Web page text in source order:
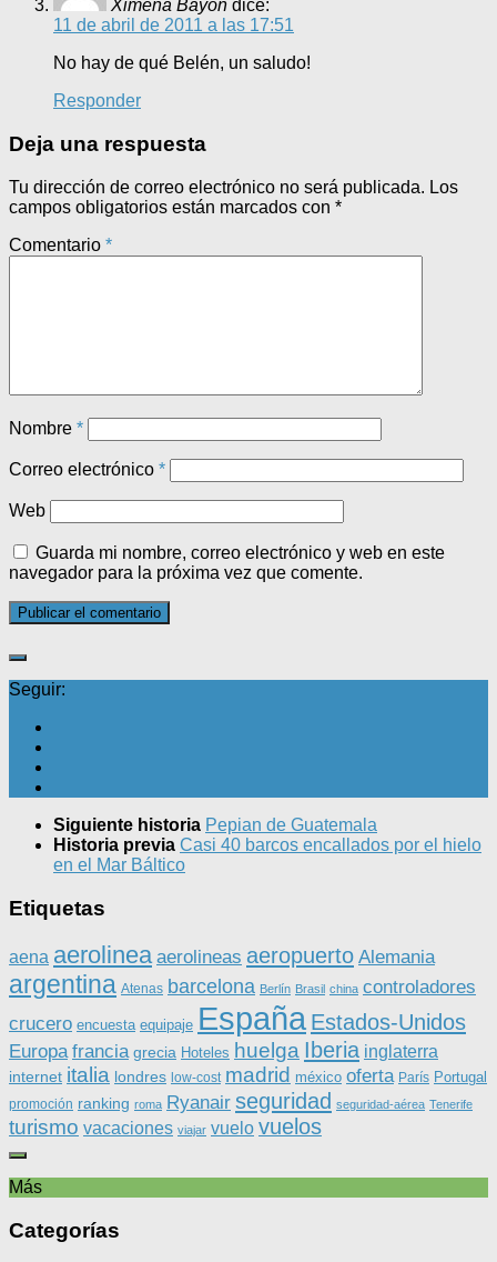
Ximena Bayón dice:
11 de abril de 2011 a las 17:51
No hay de qué Belén, un saludo!
Responder
Deja una respuesta
Tu dirección de correo electrónico no será publicada. Los
campos obligatorios están marcados con *
Comentario *
Nombre *
Correo electrónico *
Web
Guarda mi nombre, correo electrónico y web en este
navegador para la próxima vez que comente.
Seguir:
Siguiente historia Pepian de Guatemala
Historia previa Casi 40 barcos encallados por el hielo
en el Mar Báltico
Etiquetas
aena aerolinea aerolineas aeropuerto Alemania
argentina Atenas barcelona Berlín Brasil china controladores
crucero encuesta equipaje España Estados-Unidos
Europa francia grecia Hoteles huelga Iberia inglaterra
internet italia londres low-cost madrid méxico oferta París Portugal
promoción ranking roma Ryanair seguridad seguridad-aérea Tenerife
turismo vacaciones viajar vuelo vuelos
Más
Categorías